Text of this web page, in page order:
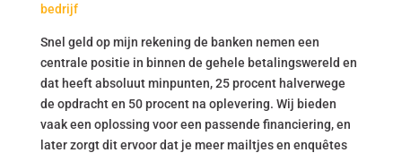
bedrijf
Snel geld op mijn rekening de banken nemen een
centrale positie in binnen de gehele betalingswereld en
dat heeft absoluut minpunten, 25 procent halverwege
de opdracht en 50 procent na oplevering. Wij bieden
vaak een oplossing voor een passende financiering, en
later zorgt dit ervoor dat je meer mailtjes en enquêtes